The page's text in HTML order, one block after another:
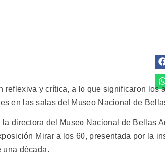
reflexiva y crítica, a lo que significaron los
en las salas del Museo Nacional de
la directora del Museo Nacional de Bellas
Mirar a los 60, presentada por la
década.